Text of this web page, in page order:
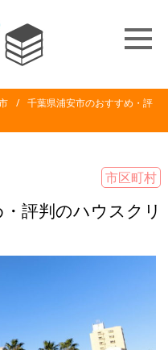
千葉県浦安市のおすすめ・評
市区町村
評判のハウスクリ